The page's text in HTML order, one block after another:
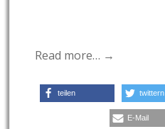
Read more… →
teilen twittern
E-Mail